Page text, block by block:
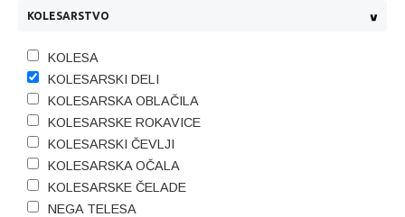
KOLESARSTVO
KOLESA
KOLESARSKI DELI
KOLESARSKA OBLAČILA
KOLESARSKE ROKAVICE
KOLESARSKI ČEVLJI
KOLESARSKA OČALA
KOLESARSKE ČELADE
NEGA TELESA